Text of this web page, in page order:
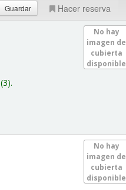
Hacer reserva
No hay
imagen de
cubierta
disponible
(3).
No hay
imagen de
cubierta
disponible